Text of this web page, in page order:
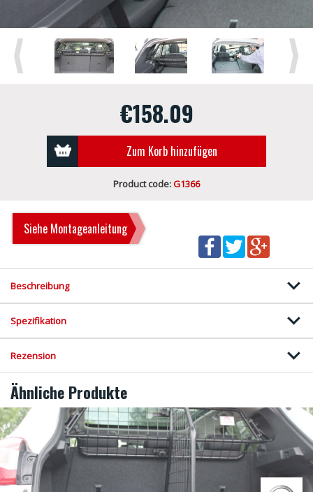
Previous Next
€158.09
Zum Korb hinzufügen
Product code:G1366
Siehe Montageanleitung
Beschreibung
Spezifikation
Rezension
Ähnliche Produkte